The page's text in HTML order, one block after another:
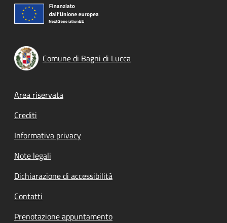
Comune di Bagni di Lucca
Footer menu
Area riservata
Crediti
Informativa privacy
Note legali
Dichiarazione di accessibilità
Contatti
Prenotazione appuntamento